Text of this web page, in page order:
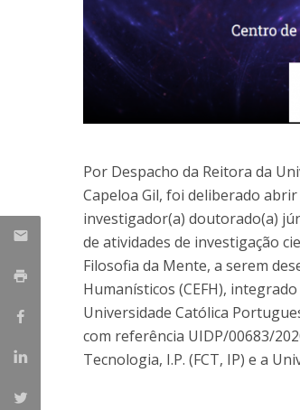
Porquê escolher um Mestrado na
Bolsas de Estudo
Alunos Internacionais
Prémio de Mérito
Provas Públicas
Provedorias
Por Despacho da Reitora da
Capeloa Gil, foi deliberado
investigador(a) doutorado(a)
de atividades de investigação
Filosofia da Mente, a serem
Humanísticos (CEFH),
Universidade Católica
com referência UIDP/00683/
Tecnologia, I.P. (FCT, IP) e a